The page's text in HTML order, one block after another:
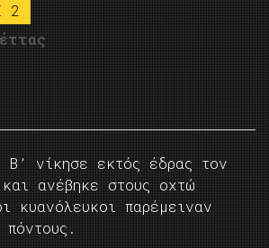
2
Β’ νίκησε εκτός έδρας τον
ανέβηκε στους οχτώ
κυανόλευκοι παρέμειναν
πόντους.